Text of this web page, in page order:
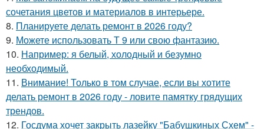
сочетания цветов и материалов в интерьере.
8. Планируете делать ремонт в 2026 году?
9. Можете использовать Т 9 или свою фантазию.
10. Например: я белый, холодный и безумно
необходимый.
11. Внимание! Только в том случае, если вы хотите
делать ремонт в 2026 году - ловите памятку грядущих
трендов.
12. Госдума хочет закрыть лазейку "Бабушкиных Схем" -